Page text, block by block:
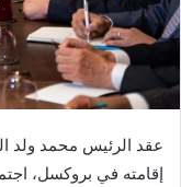
عقد الرئيس محمد ولد
إقامته في بروكسل،